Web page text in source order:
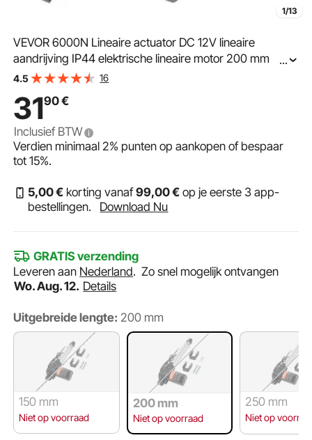
1/13
VEVOR 6000N Lineaire actuator DC 12V lineaire
aandrijving IP44 elektrische lineaire motor 200 mm
slaglengte Geluidsniveau ≤ 50 dB Elektrische
Aanpassing aandrijving
...
4.5 16
3190€
Inclusief BTW
Verdien minimaal2% punten op aankopen of bespaar
tot15%.
5,00€ korting vanaf99,00€ op je eerste 3 app-
bestellingen.
Download Nu
GRATIS verzending
Leveren aan Nederland.Zo snel mogelijk ontvangen
Wo. Aug. 12. Details
Uitgebreide lengte: 200 mm
150 mm
Niet op voorraad
200 mm
Niet op voorraad
250 mm
Niet op